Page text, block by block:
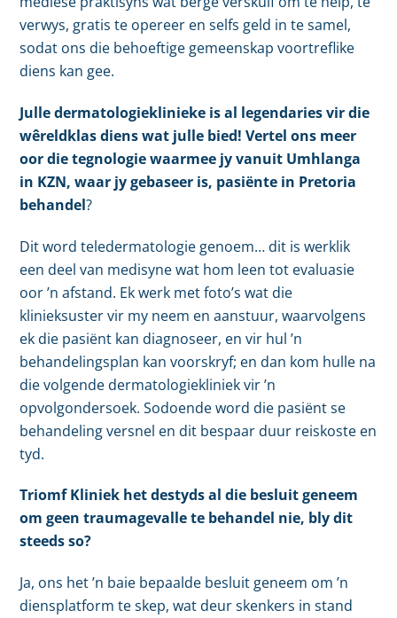
verwys, gratis te opereer en selfs geld in te samel,
sodat ons die behoeftige gemeenskap voortreflike
diens kan gee.
Julle dermatologieklinieke is al legendaries vir die
wêreldklas diens wat julle bied! Vertel ons meer
oor die tegnologie waarmee jy vanuit Umhlanga
in KZN, waar jy gebaseer is, pasiënte in Pretoria
behandel?
Dit word teledermatologie genoem… dit is werklik
een deel van medisyne wat hom leen tot evaluasie
oor ’n afstand. Ek werk met foto’s wat die
klinieksuster vir my neem en aanstuur, waarvolgens
ek die pasiënt kan diagnoseer, en vir hul ’n
behandelingsplan kan voorskryf; en dan kom hulle na
die volgende dermatologiekliniek vir ’n
opvolgondersoek. Sodoende word die pasiënt se
behandeling versnel en dit bespaar duur reiskoste en
tyd.
Triomf Kliniek het destyds al die besluit geneem
om geen traumagevalle te behandel nie, bly dit
steeds so?
Ja, ons het ’n baie bepaalde besluit geneem om ’n
diensplatform te skep, wat deur skenkers in stand